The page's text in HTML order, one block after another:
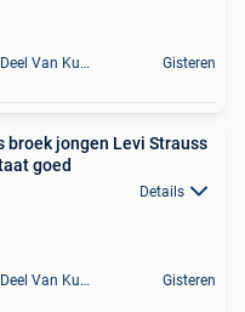
Hoegaarden + Deel Van Kumtich + Deel Van Tienen Gisteren
broek jongen Levi Strauss
goed
Details
Hoegaarden + Deel Van Kumtich + Deel Van Tienen Gisteren